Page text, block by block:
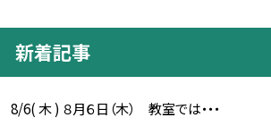
新着記事
8/6( 木 ) ８月６日（木） 教室では・・・